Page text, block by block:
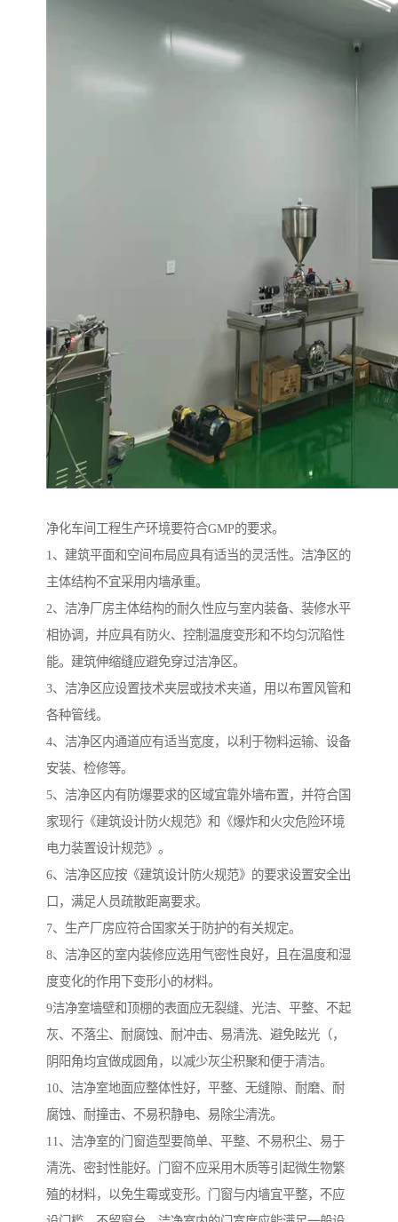
净化车间工程生产环境要符合GMP的要求。
1、建筑平面和空间布局应具有适当的灵活性。洁净区的
主体结构不宜采用内墙承重。
2、洁净厂房主体结构的耐久性应与室内装备、装修水平
相协调，并应具有防火、控制温度变形和不均匀沉陷性
能。建筑伸缩缝应避免穿过洁净区。
3、洁净区应设置技术夹层或技术夹道，用以布置风管和
各种管线。
4、洁净区内通道应有适当宽度，以利于物料运输、设备
安装、检修等。
5、洁净区内有防爆要求的区域宜靠外墙布置，并符合国
家现行《建筑设计防火规范》和《爆炸和火灾危险环境
电力装置设计规范》。
6、洁净区应按《建筑设计防火规范》的要求设置安全出
口，满足人员疏散距离要求。
7、生产厂房应符合国家关于防护的有关规定。
8、洁净区的室内装修应选用气密性良好，且在温度和湿
度变化的作用下变形小的材料。
9洁净室墙壁和顶棚的表面应无裂缝、光洁、平整、不起
灰、不落尘、耐腐蚀、耐冲击、易清洗、避免眩光（，
阴阳角均宜做成圆角，以减少灰尘积聚和便于清洁。
10、洁净室地面应整体性好，平整、无缝隙、耐磨、耐
腐蚀、耐撞击、不易积静电、易除尘清洗。
11、洁净室的门窗造型要简单、平整、不易积尘、易于
清洗、密封性能好。门窗不应采用木质等引起微生物繁
殖的材料，以免生霉或变形。门窗与内墙宜平整，不应